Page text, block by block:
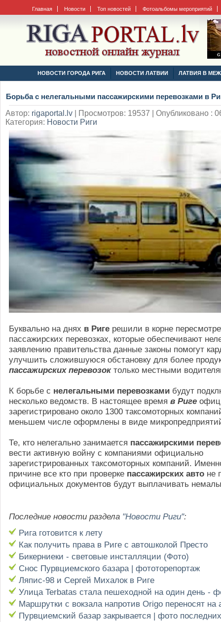
Главная Новости Топ новостей Фотоальбомы мероприятий
НОВОСТИ ГОРОДА РИГА НОВОСТИ ЛАТВИИ ЛАТВИЯ В
Борьба с нелегальными пассажирскими перевозками в
Автор: rigaportal.lv
Просмотров: 19537 | Опубликовано :
Категория: Новости Риги
Буквально на днях в Риге решили в корне
пассажирских перевозках, которые обеспечивают
заявлению правительства данные законы помогут
улучшить сложившуюся обстановку для более
пассажирских перевозок только местными
К борьбе с нелегальными перевозками будут
несколько ведомств. В настоящее время в Риге
зарегистрировано около 1300 таксомоторных
меньшем числе оформлены в виде
Те, кто нелегально занимается пассажирскими
вести активную войну с компаниями официально
зарегистрированных таксомоторных компаний.
причине все кто при проверке пассажирских авто не
официальных документов будут выплачивать
Последние новости раздела "Новости Риги":
Рига готовится к лету
Как получить права в Риге с автошколой Престо
Бикерниеки - световые инсталляции (Фото)
Снос Пурвциемского базара | фототорепортаж
Ляпис-98 и Сергей Михалок в Риге
Улица Terbatas стала пешеходной на один день -
Маршрутки с вокзала напротив Origo переносят на
Пурвциемский базар закрывается | фото